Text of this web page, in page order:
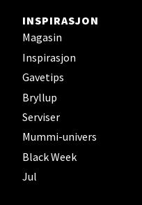
INSPIRASJON
Magasin
Inspirasjon
Gavetips
Bryllup
Serviser
Mummi-univers
Black Week
Jul
Stavanger og
Herbarium
Lars Hertervigs gate
Åpent i dag 10-20